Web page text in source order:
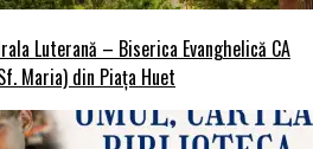
Luterană – Biserica Evanghelică CA
Maria) din Piaţa Huet